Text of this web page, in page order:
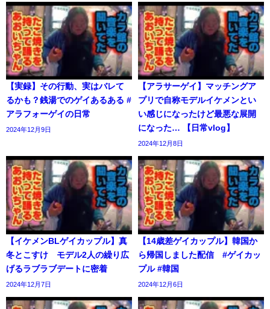
【実録】その行動、実はバレて
るかも？銭湯でのゲイあるある #
アラフォーゲイの日常
2024年12月9日
【アラサーゲイ】マッチングア
プリで自称モデルイケメンとい
い感じになったけど最悪な展開
になった… 【日常vlog】
2024年12月8日
【イケメンBLゲイカップル】真
冬とこすけ モデル2人の繰り広
げるラブラブデートに密着
2024年12月7日
【14歳差ゲイカップル】韓国か
ら帰国しました配信 #ゲイカッ
プル #韓国
2024年12月6日